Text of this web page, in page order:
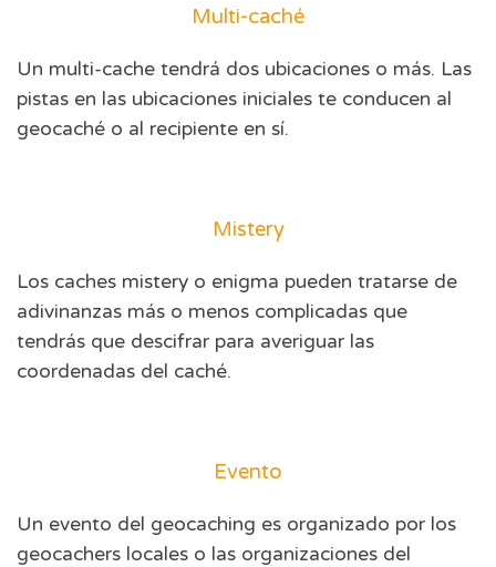
Multi-caché
Un multi-cache tendrá dos ubicaciones o más. Las
pistas en las ubicaciones iniciales te conducen al
geocaché o al recipiente en sí.
Mistery
Los caches mistery o enigma pueden tratarse de
adivinanzas más o menos complicadas que
tendrás que descifrar para averiguar las
coordenadas del caché.
Evento
Un evento del geocaching es organizado por los
geocachers locales o las organizaciones del